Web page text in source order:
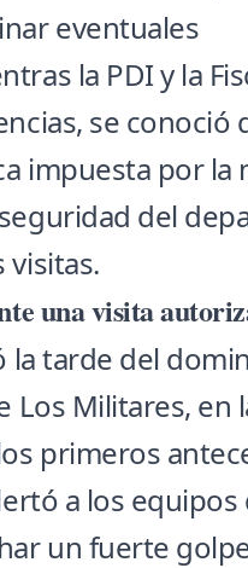
eventuales
la PDIy la
se conoció
impuesta por la
del
visitas.
una visita
la tarde del
Los Militares, en
primeros
a los equipos
un fuerte